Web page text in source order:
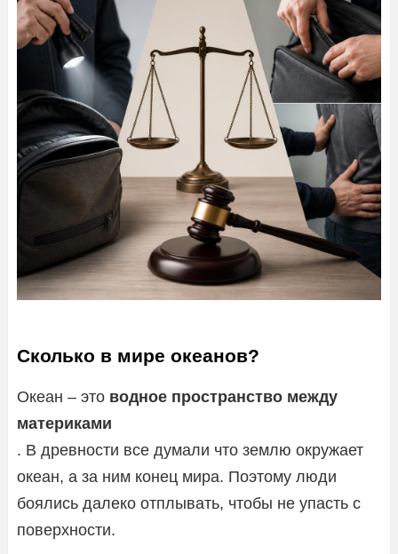
Сколько в мире океанов?
Океан – это водное пространство между
материками
. В древности все думали что землю окружает
океан, а за ним конец мира. Поэтому люди
боялись далеко отплывать, чтобы не упасть с
поверхности.